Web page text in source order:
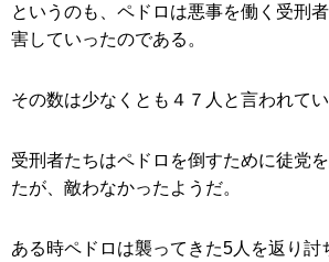
というのも、ペドロは悪事を働く受刑
害していったのである。
その数は少なくとも４７人と言われてい
受刑者たちはペドロを倒すために徒党
たが、敵わなかったようだ。
ある時ペドロは襲ってきた5人を返り討